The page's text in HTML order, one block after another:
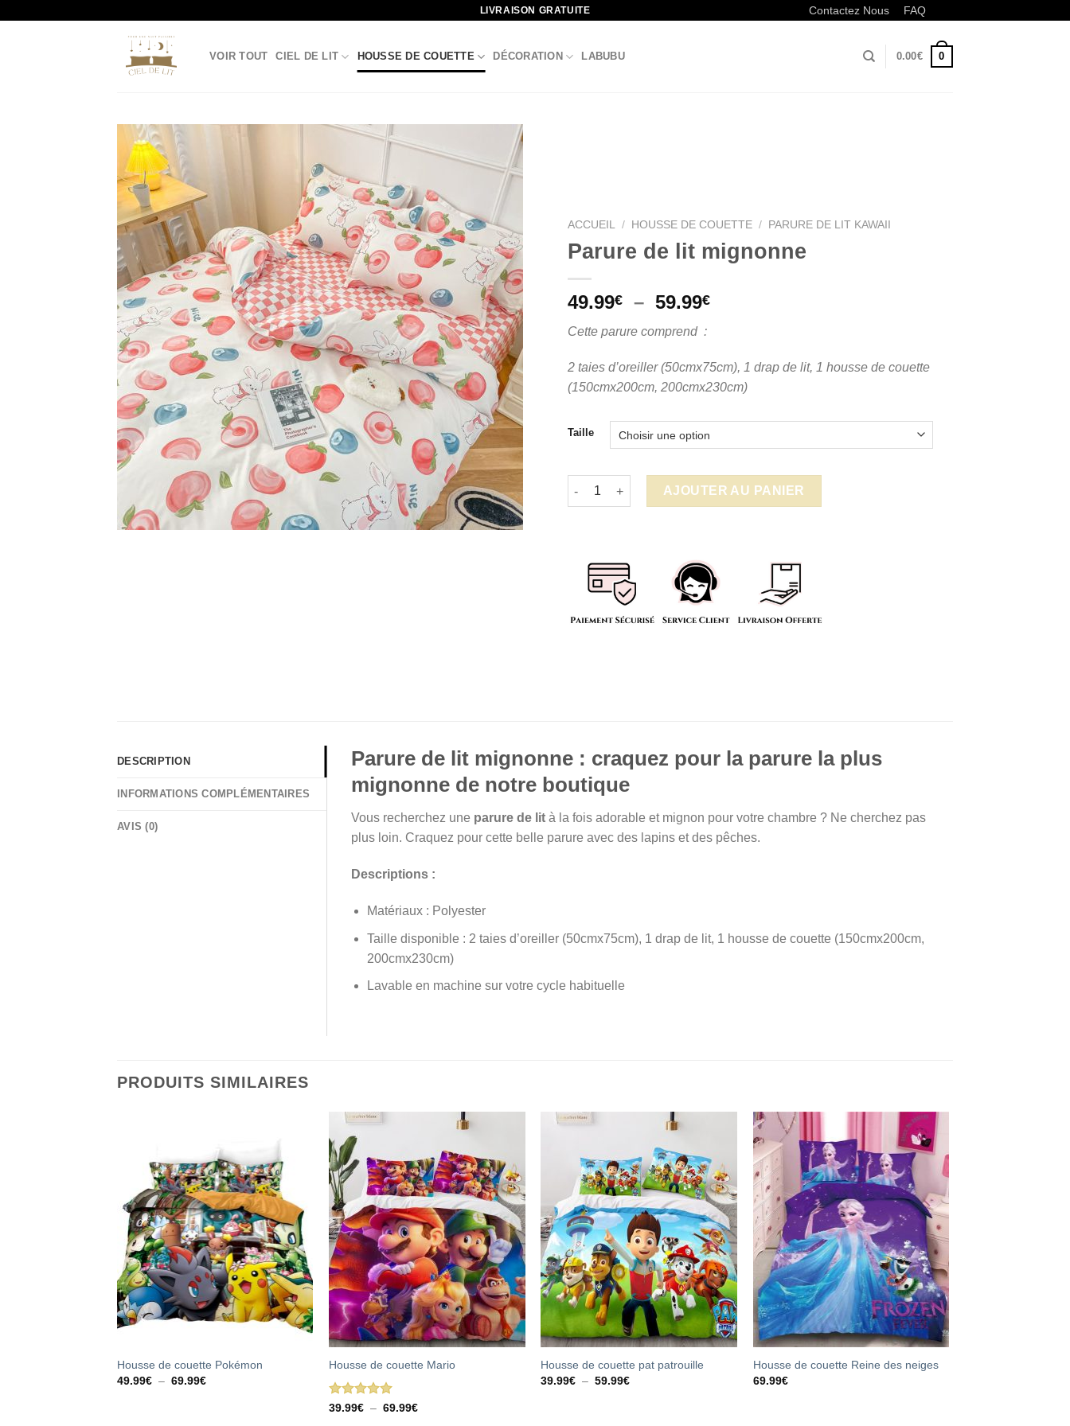
LIVRAISON GRATUITE Contactez Nous FAQ
VOIR TOUT CIEL DE LIT HOUSSE DE COUETTE DÉCORATION LABUBU 0.00€ 0
ACCUEIL / HOUSSE DE COUETTE / PARURE DE LIT KAWAII
Parure de lit mignonne
49.99€ – 59.99€Plage
49.99€
à
59.99€
Cette parure comprend :
2 taies d’oreiller (50cmx75cm), 1 drap de lit, 1 housse de couette
(150cmx200cm, 200cmx230cm)
Taille
quantité de Parure de lit mignonne
AJOUTER AU PANIER
DESCRIPTION
INFORMATIONS COMPLÉMENTAIRES
AVIS (0)
Parure de lit mignonne : craquez pour la parure la plus
mignonne de notre boutique
Vous recherchez une parure de lità la fois adorable et mignon pour votre chambre ? Ne cherchez pas
plus loin. Craquez pour cette belle parure avec des lapins et des pêches.
Descriptions :
Matériaux : Polyester
Taille disponible : 2 taies d’oreiller (50cmx75cm), 1 drap de lit, 1 housse de couette (150cmx200cm,
200cmx230cm)
Lavable en machine sur votre cycle habituelle
PRODUITS SIMILAIRES
Housse de couette Pokémon
49.99€ – 69.99€Plage
Housse de couette Mario
Note5.00
39.99€ – 69.99€Plage
Housse de couette pat patrouille
39.99€ – 59.99€Plage
Housse de couette Reine des neiges
69.99€